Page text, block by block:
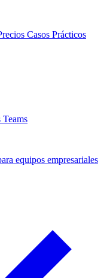
Casos Prácticos
equipos empresariales